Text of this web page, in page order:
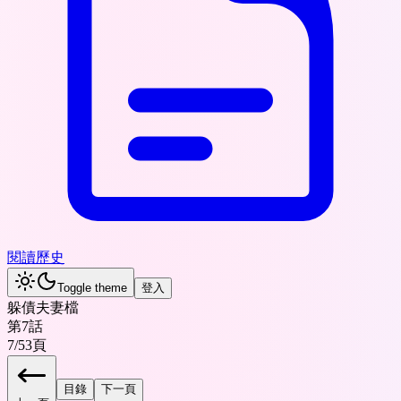
閱讀歷史
Toggle theme 登入
躲債夫妻檔
第7話
7/53頁
目錄 下一頁